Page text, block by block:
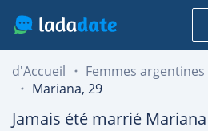
d'Accueil Femmes argentines
Mariana, 29
Jamais été marrié Mariana